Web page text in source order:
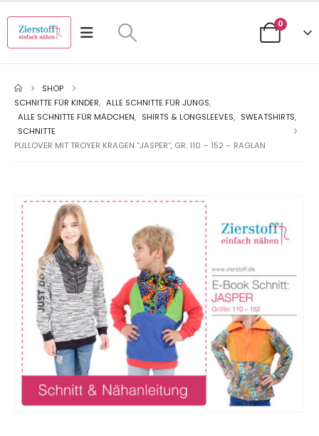
0
SHOP
SCHNITTE FÜR KINDER, ALLE SCHNITTE FÜR JUNGS,
ALLE SCHNITTE FÜR MÄDCHEN, SHIRTS & LONGSLEEVES, SWEATSHIRTS,
SCHNITTE
PULLOVER MIT TROYER KRAGEN “JASPER”, GR. 110 – 152 – RAGLAN